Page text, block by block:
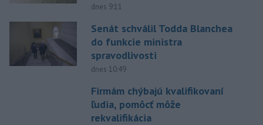
dnes 9:11
Senát schválil Todda Blanchea
do funkcie ministra
spravodlivosti
dnes 10:49
Firmám chýbajú kvalifikovaní
ľudia, pomôcť môže
rekvalifikácia